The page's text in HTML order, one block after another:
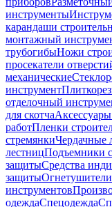
инструменты
карандаши
монтажный
трубогибыНожи
просекатели
механические
инструмент
отделочный
для скотча
работПленки
стремянкиЧердачные
лестницПодъемники
защитыСредства
защитыОгнетушители
инструментов
одеждаСпецодежда